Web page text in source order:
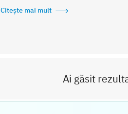
Citește mai mult
Ai găsit